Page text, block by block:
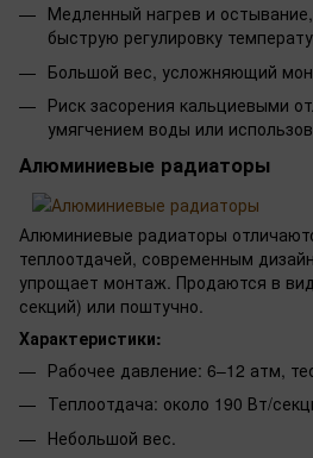
Медленный нагрев и
быструю регулировку
Большой вес, усложняющий
Риск засорения кальциевыми
умягчением воды или
Алюминиевые радиаторы
Алюминиевые радиаторы
теплоотдачей, современным
упрощает монтаж. Продаются в
секций) или поштучно.
Характеристики:
Рабочее давление: 6–12 атм,
Теплоотдача: около 190 Вт/
Небольшой вес.